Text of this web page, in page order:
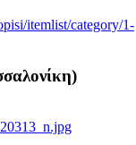
itemlist/category/1-